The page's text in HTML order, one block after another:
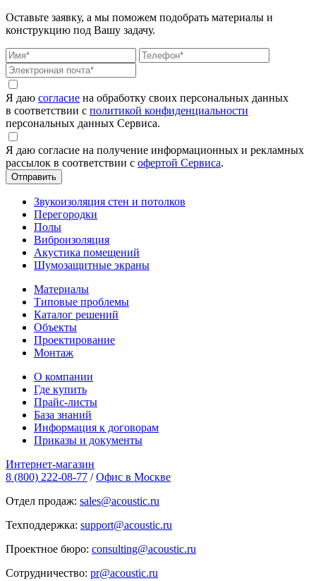
Оставьте заявку, а мы поможем подобрать материалы и
конструкцию под Вашу задачу.
Я даю согласие на обработку своих персональных данных
в соответствии с политикой конфиденциальности
персональных данных Сервиса.
Я даю согласие на получение информационных и рекламных
рассылок в соответствии с офертой Сервиса.
Звукоизоляция стен и потолков
Перегородки
Полы
Виброизоляция
Акустика помещений
Шумозащитные экраны
Материалы
Типовые проблемы
Каталог решений
Объекты
Проектирование
Монтаж
О компании
Где купить
Прайс-листы
База знаний
Информация к договорам
Приказы и документы
Интернет-магазин
8 (800) 222-08-77 / Офис в Москве
Отдел продаж: sales@acoustic.ru
Техподдержка: support@acoustic.ru
Проектное бюро: consulting@acoustic.ru
Сотрудничество: pr@acoustic.ru